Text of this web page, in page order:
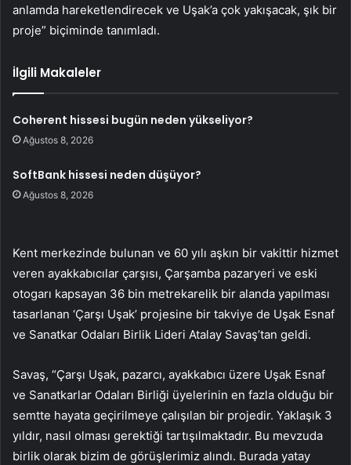
anlamda hareketlendirecek ve Uşak’a çok yakışacak, şık bir
proje” biçiminde tanımladı.
İlgili Makaleler
Coherent hissesi bugün neden yükseliyor?
Ağustos 8, 2026
SoftBank hissesi neden düşüyor?
Ağustos 8, 2026
Kent merkezinde bulunan ve 60 yılı aşkın bir vakittir hizmet
veren ayakkabıcılar çarşısı, Çarşamba pazaryeri ve eski
otogarı kapsayan 36 bin metrekarelik bir alanda yapılması
tasarlanan ‘Çarşı Uşak’ projesine bir takviye de Uşak Esnaf
ve Sanatkar Odaları Birlik Lideri Atalay Savaş’tan geldi.
Savaş, “Çarşı Uşak, pazarcı, ayakkabıcı üzere Uşak Esnaf
ve Sanatkarlar Odaları Birliği üyelerinin en fazla olduğu bir
semtte hayata geçirilmeye çalışılan bir projedir. Yaklaşık 3
yıldır, nasıl olması gerektiği tartışılmaktadır. Bu mevzuda
birlik olarak bizim de görüşlerimiz alındı. Burada yatay